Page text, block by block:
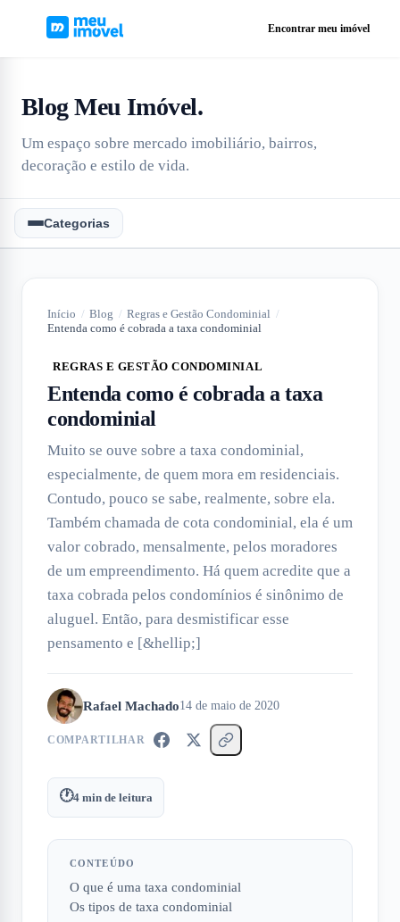
Encontrar meu imóvel
Blog Meu Imóvel.
Um espaço sobre mercado imobiliário, bairros,
decoração e estilo de vida.
Categorias
Início / Blog / Regras e Gestão Condominial /
Entenda como é cobrada a taxa condominial
REGRAS E GESTÃO CONDOMINIAL
Entenda como é cobrada a taxa
condominial
Muito se ouve sobre a taxa condominial,
especialmente, de quem mora em residenciais.
Contudo, pouco se sabe, realmente, sobre ela.
Também chamada de cota condominial, ela é um
valor cobrado, mensalmente, pelos moradores
de um empreendimento. Há quem acredite que a
taxa cobrada pelos condomínios é sinônimo de
aluguel. Então, para desmistificar esse
pensamento e [&hellip;]
Rafael Machado14 de maio de 2020
COMPARTILHAR
🕐4 min de leitura
CONTEÚDO
O que é uma taxa condominial
Os tipos de taxa condominial